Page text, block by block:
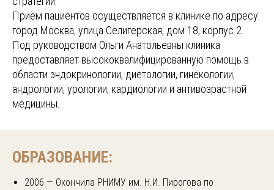
Приём пациентов осуществляется в клинике по адресу:
город Москва, улица Селигерская, дом 18, корпус 2.
Под руководством Ольги Анатольевны клиника
предоставляет высококвалифицированную помощь в
области эндокринологии, диетологии, гинекологии,
андрологии, урологии, кардиологии и антивозрастной
медицины.
ОБРАЗОВАНИЕ:
2006 — Окончила РНИМУ им. Н.И. Пирогова по